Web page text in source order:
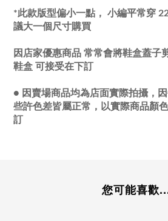
*此款版型偏小一點， 小編平常穿
議大一個尺寸購買
因店家優惠商品 常常會將鞋盒蓋子
鞋盒 可接受在下訂
● 因賣場商品均為店面實際拍攝，
些許色差皆屬正常，以實際商品顏
訂
您可能喜歡